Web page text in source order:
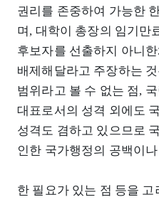
권리를 존중하여 가능한
며, 대학이 총장의 임기만
후보자를 선출하지 아니
배제해달라고 주장하는
범위라고 볼 수 없는 점,
대표로서의 성격 외에도
성격도 겸하고 있으므로
인한 국가행정의 공백이
한 필요가 있는 점 등을